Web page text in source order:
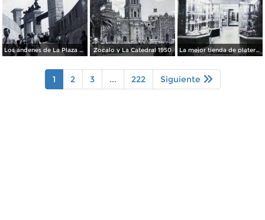
Los andenes de La Plaza de toros Ciudad de México 1950 Zocalo y La Catedral 1950 La mejor tienda de plateria.
1 2 3 ... 222 Siguiente